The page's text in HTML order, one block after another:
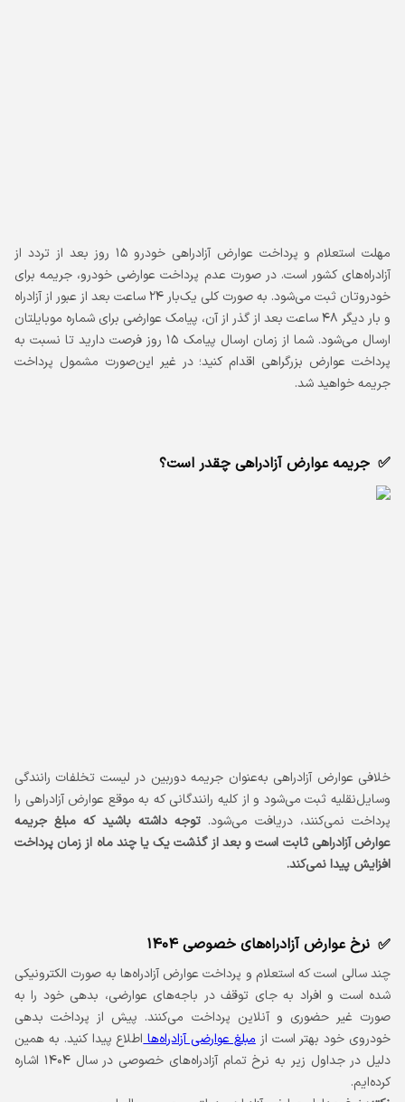
مهلت استعلام و پرداخت عوارض آزادراهی خودرو ۱۵ روز بعد از تردد از
آزادراه‌های کشور است. در صورت عدم پرداخت عوارضی خودرو، جریمه برای
خودروتان ثبت می‌شود. به صورت کلی یک‌بار ۲۴ ساعت بعد از عبور از آزادراه
و بار دیگر ۴۸ ساعت بعد از گذر از آن، پیامک عوارضی برای شماره موبایلتان
ارسال می‌شود. شما از زمان ارسال پیامک ۱۵ روز فرصت دارید تا نسبت به
پرداخت عوارض بزرگراهی اقدام کنید؛ در غیر این‌صورت مشمول پرداخت
جریمه خواهید شد.
جریمه عوارض آزادراهی چقدر است؟
خلافی عوارض آزادراهی به‌عنوان جریمه دوربین در لیست تخلفات رانندگی
وسایل‌نقلیه ثبت می‌شود و از کلیه رانندگانی که به موقع عوارض آزادراهی را
پرداخت نمی‌کنند، دریافت می‌شود. توجه داشته باشید که مبلغ جریمه
عوارض آزادراهی ثابت است و بعد از گذشت یک یا چند ماه از زمان پرداخت
افزایش پیدا نمی‌کند.
نرخ عوارض آزادراه‌های خصوصی ۱۴۰۴
چند سالی است که استعلام و پرداخت عوارض آزادراه‌ها به صورت الکترونیکی
شده است و افراد به جای توقف در باجه‌های عوارضی، بدهی خود را به
صورت غیر حضوری و آنلاین پرداخت می‌کنند. پیش از پرداخت بدهی
خودروی خود بهتر است ازمبلغ عوارضی آزادراه‌هااطلاع پیدا کنید. به همین
دلیل در جداول زیر به نرخ تمام آزادراه‌های خصوصی در سال ۱۴۰۴ اشاره
کرده‌ایم.